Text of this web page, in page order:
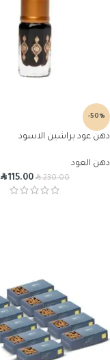
-50%
دهن عود براشين الاسود
دهن العود
R230.00
R115.00